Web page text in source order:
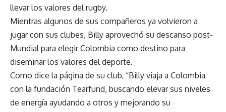
llevar los valores del rugby.
Mientras algunos de sus compañeros ya volvieron a
jugar con sus clubes, Billy aprovechó su descanso post-
Mundial para elegir Colombia como destino para
diseminar los valores del deporte.
Como dice la página de su club, “Billy viaja a Colombia
con la fundación Tearfund, buscando elevar sus niveles
de energía ayudando a otros y mejorando su